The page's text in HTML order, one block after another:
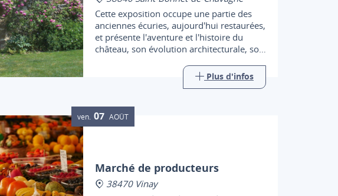
Cette exposition occupe une partie des
anciennes écuries, aujourd'hui restaurées,
et présente l'aventure et l'histoire du
château, son évolution architecturale, son
Plus d'infos
ven. 07 AOÛT
Marché de producteurs
38470 Vinay